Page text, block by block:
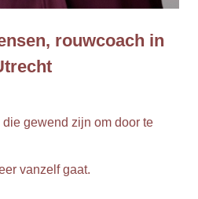
rouwcoach in
gewend zijn om door te
vanzelf gaat.